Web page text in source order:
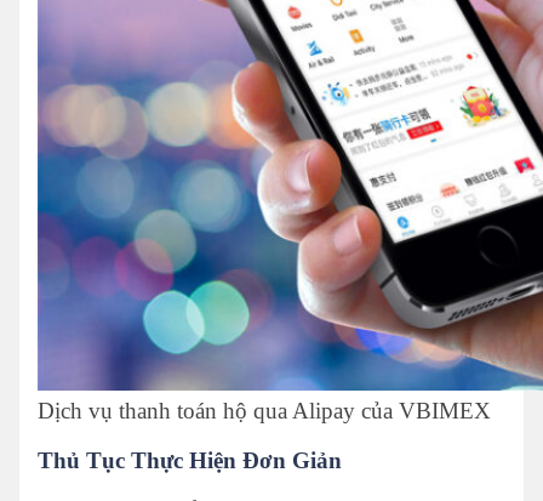
Dịch vụ thanh toán hộ qua Alipay của VBIMEX
Thủ Tục Thực Hiện Đơn Giản